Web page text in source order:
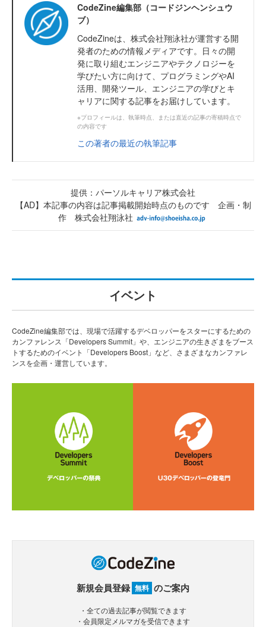
CodeZine編集部（コードジンヘンシュウ
ブ）
CodeZineは、株式会社翔泳社が運営する開
発者のための情報メディアです。日々の開
発に取り組むエンジニアやテクノロジーを
学びたい方に向けて、プログラミングやAI
活用、開発ツール、エンジニアの学びとキ
ャリアに関する記事をお届けしています。
※プロフィールは、執筆時点、または直近の記事の寄稿時点で
の内容です
この著者の最近の執筆記事
提供：パーソルキャリア株式会社
【AD】本記事の内容は記事掲載開始時点のものです 企画・制
作 株式会社翔泳社
イベント
CodeZine編集部では、現場で活躍するデベロッパーをスターにするための
カンファレンス「Developers Summit」や、エンジニアの生きざまをブース
トするためのイベント「Developers Boost」など、さまざまなカンファレ
ンスを企画・運営しています。
新規会員登録 無料 のご案内
・全ての過去記事が閲覧できます
・会員限定メルマガを受信できます